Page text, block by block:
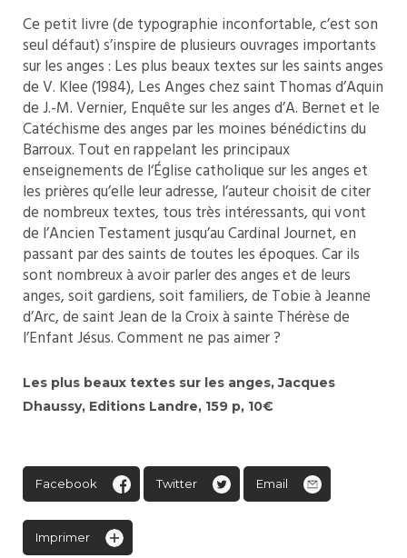
Ce petit livre (de typographie inconfortable, c’est son
seul défaut) s’inspire de plusieurs ouvrages importants
sur les anges : Les plus beaux textes sur les saints anges
de V. Klee (1984), Les Anges chez saint Thomas d’Aquin
de J.-M. Vernier, Enquête sur les anges d’A. Bernet et le
Catéchisme des anges par les moines bénédictins du
Barroux. Tout en rappelant les principaux
enseignements de l‘Église catholique sur les anges et
les prières qu’elle leur adresse, l’auteur choisit de citer
de nombreux textes, tous très intéressants, qui vont
de l’Ancien Testament jusqu’au Cardinal Journet, en
passant par des saints de toutes les époques. Car ils
sont nombreux à avoir parler des anges et de leurs
anges, soit gardiens, soit familiers, de Tobie à Jeanne
d’Arc, de saint Jean de la Croix à sainte Thérèse de
l’Enfant Jésus. Comment ne pas aimer ?
Les plus beaux textes sur les anges, Jacques
Dhaussy, Editions Landre, 159 p, 10€
Facebook Twitter Email
Imprimer